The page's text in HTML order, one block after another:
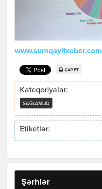
www.sumqayitxeber.com
ÇAP ET
Kateqoriyalar:
SAĞLAMLIQ
Etiketlər:
Şərhlər